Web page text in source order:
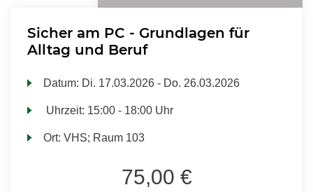
Sicher am PC - Grundlagen für
Alltag und Beruf
Datum: Di. 17.03.2026 - Do. 26.03.2026
Uhrzeit: 15:00 - 18:00 Uhr
Ort:VHS; Raum 103
75,00 €